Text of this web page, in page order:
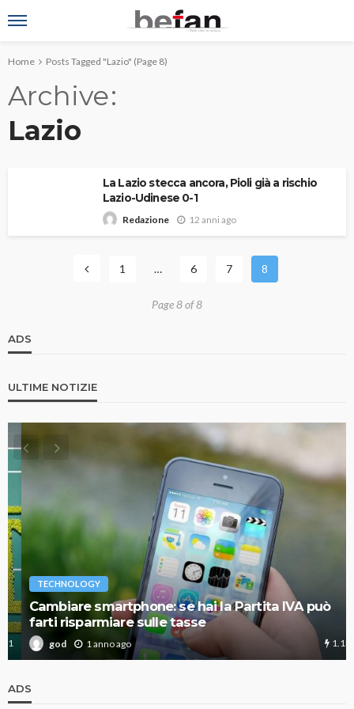
Home Posts Tagged "Lazio" (Page 8)
Archive
Lazio
La Lazio stecca ancora, Pioli già a rischio
Lazio-Udinese 0-1
Redazione 12 anni ago
1 … 6 7 8
Page 8 of 8
ADS
ULTIME NOTIZIE
TECHNOLOGY
Cambiare smartphone: se hai la Partita IVA può
farti risparmiare sulle tasse
god 1 anno ago 1.1K
ADS